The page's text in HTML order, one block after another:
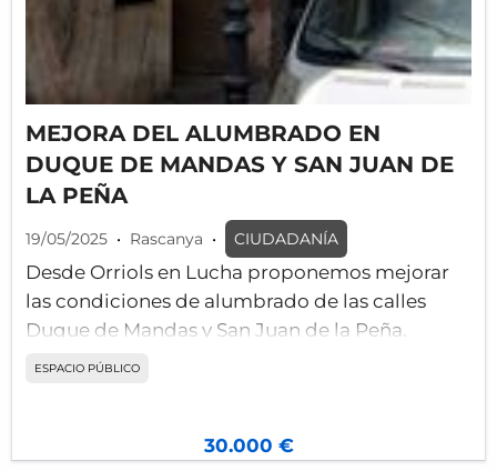
MEJORA DEL ALUMBRADO EN
DUQUE DE MANDAS Y SAN JUAN DE
LA PEÑA
19/05/2025 • Rascanya • CIUDADANÍA
Desde Orriols en Lucha proponemos mejorar
las condiciones de alumbrado de las calles
Duque de Mandas y San Juan de la Peña.
La posición actual de las farolas, ocultas dentro
oscuras en las aceras, creando sensación de
inseguridad al caer la noche.
ESPACIO PÚBLICO
30.000 €